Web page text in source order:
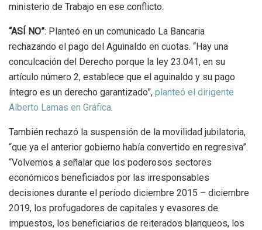
ministerio de Trabajo en ese conflicto.
“ASÍ NO”: Planteó en un comunicado La Bancaria
rechazando el pago del Aguinaldo en cuotas. “Hay una
conculcación del Derecho porque la ley 23.041, en su
artículo número 2, establece que el aguinaldo y su pago
íntegro es un derecho garantizado”, planteó el dirigente
Alberto Lamas en Gráfica.
También rechazó la suspensión de la movilidad jubilatoria,
“que ya el anterior gobierno había convertido en regresiva”.
“Volvemos a señalar que los poderosos sectores
económicos beneficiados por las irresponsables
decisiones durante el período diciembre 2015 – diciembre
2019, los profugadores de capitales y evasores de
impuestos, los beneficiarios de reiterados blanqueos, los